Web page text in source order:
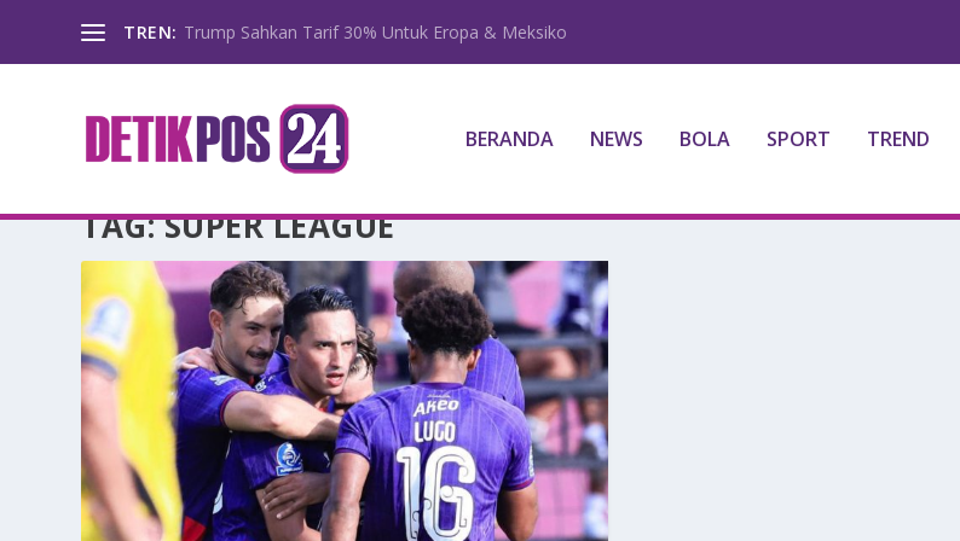
TREN: Trump Sahkan Tarif 30% Untuk Eropa & Meksiko
BERANDA NEWS BOLA SPORT TREND
TAG:SUPER LEAGUE